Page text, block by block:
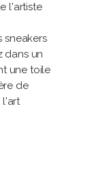
l'artiste
sneakers
dans un
une toile
de
l'art